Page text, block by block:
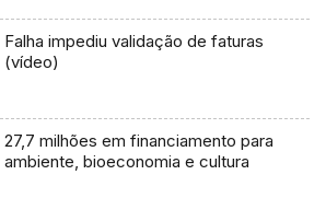
Falha impediu validação de faturas
(vídeo)
27,7 milhões em financiamento para
ambiente, bioeconomia e cultura